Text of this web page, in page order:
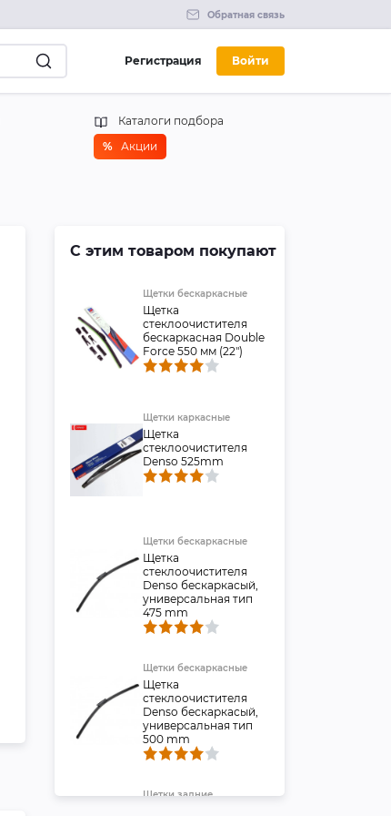
Обратная связь
Регистрация Войти
Каталоги подбора
% Акции
С этим товаром покупают
Щетки беcкаркасные
Щетка
стеклоочистителя
бескаркасная Double
Force 550 мм (22")
Щетки каркасные
Щетка
стеклоочистителя
Denso 525mm
Щетки беcкаркасные
Щетка
стеклоочистителя
Denso бескаркасый,
универсальная тип
475 mm
Щетки беcкаркасные
Щетка
стеклоочистителя
Denso бескаркасый,
универсальная тип
500 mm
Щетки задние